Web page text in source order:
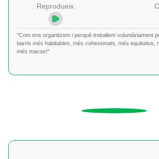
Reprodueix
"Com ens organitzem i perquè treballem voluntàriament
barris més habitables, més cohesionats, més equitatius,
més macos!"